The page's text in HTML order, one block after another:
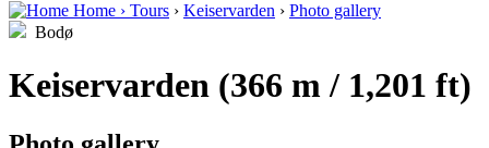
Home › Tours › Keiservarden › Photo gallery
Bodø
Keiservarden (366 m / 1,201 ft)